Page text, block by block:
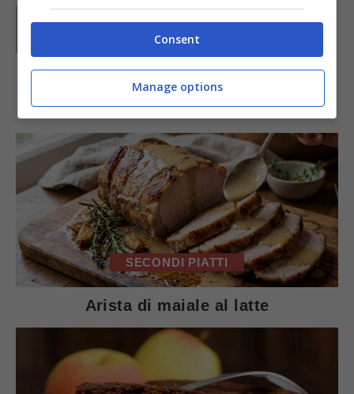
Parole diRedazione Buttalapasta
IN PRIMO PIANO
SECONDI PIATTI
Arista di maiale al latte
Consent
Manage options